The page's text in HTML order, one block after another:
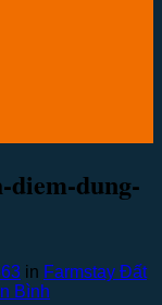
dung-
in Farmstay Đất
Bình